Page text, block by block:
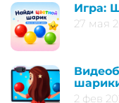
Игра:
27 мая
2 фев